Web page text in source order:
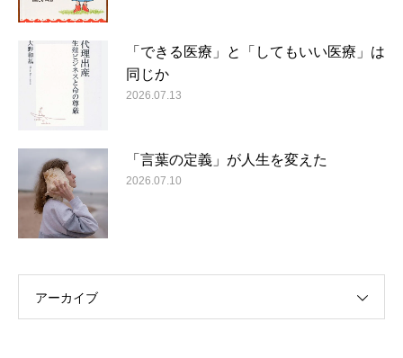
「できる医療」と「してもいい医療」は
同じか
2026.07.13
「言葉の定義」が人生を変えた
2026.07.10
アーカイブ